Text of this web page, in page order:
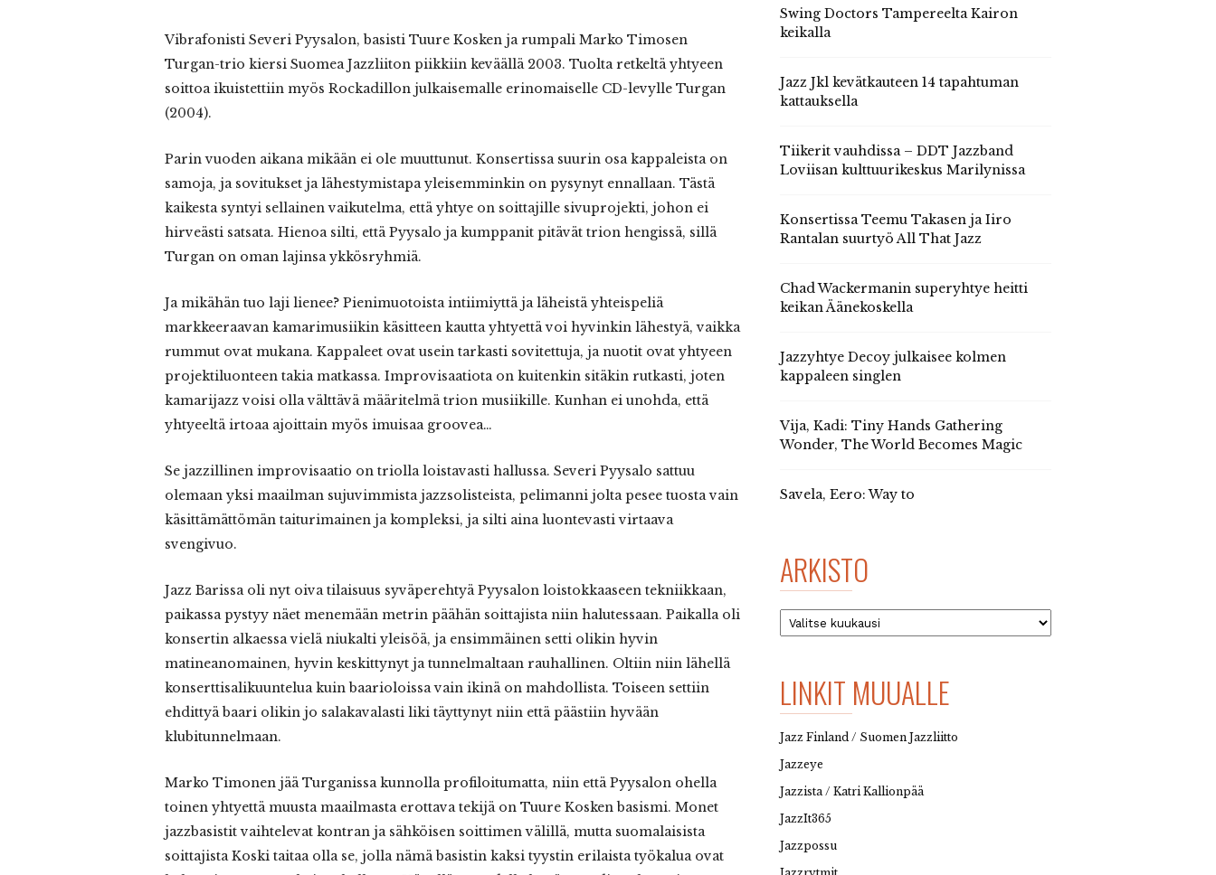
Vibrafonisti Severi Pyysalon, basisti Tuure Kosken ja rumpali Marko Timosen
Turgan-trio kiersi Suomea Jazzliiton piikkiin keväällä 2003. Tuolta retkeltä yhtyeen
soittoa ikuistettiin myös Rockadillon julkaisemalle erinomaiselle CD-levylle Turgan
(2004).
Parin vuoden aikana mikään ei ole muuttunut. Konsertissa suurin osa kappaleista on
samoja, ja sovitukset ja lähestymistapa yleisemminkin on pysynyt ennallaan. Tästä
kaikesta syntyi sellainen vaikutelma, että yhtye on soittajille sivuprojekti, johon ei
hirveästi satsata. Hienoa silti, että Pyysalo ja kumppanit pitävät trion hengissä, sillä
Turgan on oman lajinsa ykkösryhmiä.
Ja mikähän tuo laji lienee? Pienimuotoista intiimiyttä ja läheistä yhteispeliä
markkeeraavan kamarimusiikin käsitteen kautta yhtyettä voi hyvinkin lähestyä, vaikka
rummut ovat mukana. Kappaleet ovat usein tarkasti sovitettuja, ja nuotit ovat yhtyeen
projektiluonteen takia matkassa. Improvisaatiota on kuitenkin sitäkin rutkasti, joten
kamarijazz voisi olla välttävä määritelmä trion musiikille. Kunhan ei unohda, että
yhtyeeltä irtoaa ajoittain myös imuisaa groovea…
Se jazzillinen improvisaatio on triolla loistavasti hallussa. Severi Pyysalo sattuu
olemaan yksi maailman sujuvimmista jazzsolisteista, pelimanni jolta pesee tuosta vain
käsittämättömän taiturimainen ja kompleksi, ja silti aina luontevasti virtaava
svengivuo.
Jazz Barissa oli nyt oiva tilaisuus syväperehtyä Pyysalon loistokkaaseen tekniikkaan,
paikassa pystyy näet menemään metrin päähän soittajista niin halutessaan. Paikalla oli
konsertin alkaessa vielä niukalti yleisöä, ja ensimmäinen setti olikin hyvin
matineanomainen, hyvin keskittynyt ja tunnelmaltaan rauhallinen. Oltiin niin lähellä
konserttisalikuuntelua kuin baarioloissa vain ikinä on mahdollista. Toiseen settiin
ehdittyä baari olikin jo salakavalasti liki täyttynyt niin että päästiin hyvään
klubitunnelmaan.
Marko Timonen jää Turganissa kunnolla profiloitumatta, niin että Pyysalon ohella
toinen yhtyettä muusta maailmasta erottava tekijä on Tuure Kosken basismi. Monet
jazzbasistit vaihtelevat kontran ja sähköisen soittimen välillä, mutta suomalaisista
soittajista Koski taitaa olla se, jolla nämä basistin kaksi tyystin erilaista työkalua ovat
Swing Doctors Tampereelta Kairon
keikalla
Jazz Jkl kevätkauteen 14 tapahtuman
kattauksella
Tiikerit vauhdissa – DDT Jazzband
Loviisan kulttuurikeskus Marilynissa
Konsertissa Teemu Takasen ja Iiro
Rantalan suurtyö All That Jazz
Chad Wackermanin superyhtye heitti
keikan Äänekoskella
Jazzyhtye Decoy julkaisee kolmen
kappaleen singlen
Vija, Kadi: Tiny Hands Gathering
Wonder, The World Becomes Magic
Savela, Eero: Way to
ARKISTO
Arkisto
LINKIT MUUALLE
Jazz Finland / Suomen Jazzliitto
Jazzeye
Jazzista / Katri Kallionpää
JazzIt365
Jazzpossu